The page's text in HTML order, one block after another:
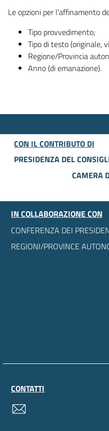
Le opzioni per l'affinamento
Tipo provvedimento;
Tipo di testo (originale,
Regione/Provincia
Anno (di emanazione).
CON IL CONTRIBUTO DI
PRESIDENZA DEL
CAMERA
IN COLLABORAZIONE CON
CONFERENZA DEI
REGIONI/PROVINCE
CONTATTI